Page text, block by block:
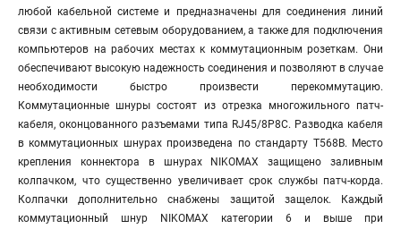
любой кабельной системе и предназначены для соединения линий
связи с активным сетевым оборудованием, а также для подключения
компьютеров на рабочих местах к коммутационным розеткам. Они
обеспечивают высокую надежность соединения и позволяют в случае
необходимости быстро произвести перекоммутацию.
Коммутационные шнуры состоят из отрезка многожильного патч-
кабеля, оконцованного разъемами типа RJ45/8P8C. Разводка кабеля
в коммутационных шнурах произведена по стандарту T568B. Место
крепления коннектора в шнурах NIKOMAX защищено заливным
колпачком, что существенно увеличивает срок службы патч-корда.
Колпачки дополнительно снабжены защитой защелок. Каждый
коммутационный шнур NIKOMAX категории 6 и выше при